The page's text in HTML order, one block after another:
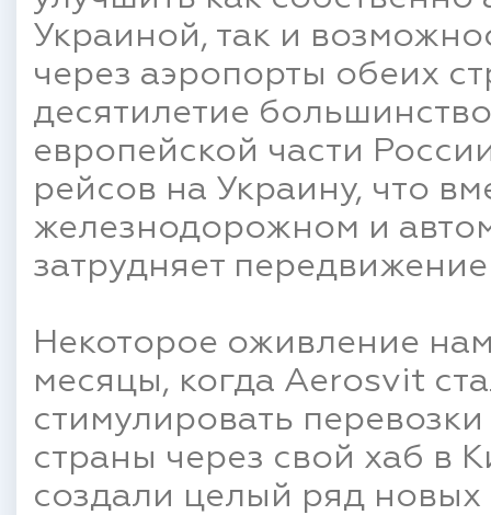
Украиной, так и
через аэропорты обеих
десятилетие
европейской части
рейсов на Украину, что
железнодорожном и
затрудняет
Некоторое оживление
месяцы, когда Aerosvit
стимулировать
страны через свой хаб в
создали целый ряд